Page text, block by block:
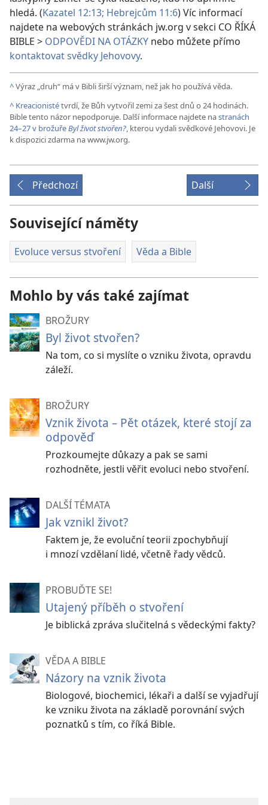
hledá. (Kazatel 12:13; Hebrejcům 11:6) Víc informací
najdete na webových stránkách jw.org v sekci CO ŘÍKÁ
BIBLE > ODPOVĚDI NA OTÁZKY nebo můžete přímo
kontaktovat svědky Jehovovy.
^Výraz „druh“ má v Bibli širší význam, než jak ho používá věda.
^ Kreacionistétvrdí, že Bůh vytvořil zemi za šest dnů o 24 hodinách.
Bible tento názor nepodporuje. Další informace najdete nastranách
24–27 v brožuřeByl život stvořen?, kterou vydali svědkové Jehovovi. Je
k dispozici zdarma na www.jw.org.
Předchozí Další
Související náměty
Evoluce versus stvoření Věda a Bible
Mohlo by vás také zajímat
BROŽURY
Byl život stvořen?
Na tom, co si myslíte o vzniku života, opravdu
záleží.
BROŽURY
Vznik života – Pět otázek, které stojí za
odpověď
Prozkoumejte důkazy a pak se sami
rozhodněte, jestli věřit evoluci nebo stvoření.
DALŠÍ TÉMATA
Jak vznikl život?
Faktem je, že evoluční teorii zpochybňují
i mnozí vzdělaní lidé, včetně řady vědců.
PROBUĎTE SE!
Utajený příběh o stvoření
Je biblická zpráva slučitelná s vědeckými fakty?
VĚDA A BIBLE
Názory na vznik života
Biologové, biochemici, lékaři a další se vyjadřují
ke vzniku života na základě porovnání svých
poznatků s tím, co říká Bible.